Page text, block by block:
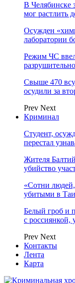
В Челябинске
мог растлить
Осужден
лаборатории
Режим ЧС
Свыше 470
осудили за
Prev Next
Криминал
Студент,
перестал
Жителя
убийство
«Сотни
убитыми в
Белый гроб и
с
Prev Next
Контакты
Лента
Карта